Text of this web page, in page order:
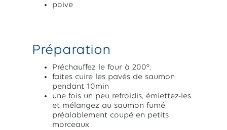
poive
Préparation
Préchauffez le four à 200°.
faites cuire les pavés de saumon
pendant 10min
une fois un peu refroidis, émiettez-les
et mélangez au saumon fumé
préalablement coupé en petits
morceaux